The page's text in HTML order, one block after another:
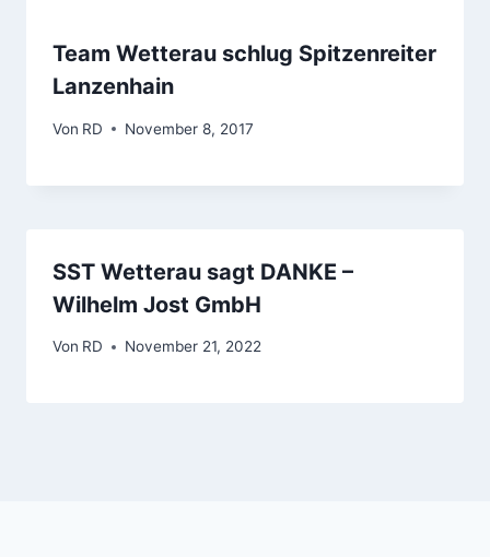
Team Wetterau schlug Spitzenreiter
Lanzenhain
Von RD November 8, 2017
SST Wetterau sagt DANKE –
Wilhelm Jost GmbH
Von RD November 21, 2022